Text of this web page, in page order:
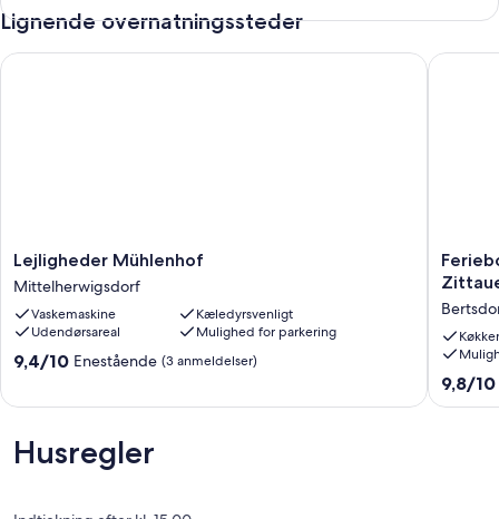
der meget for skiløbere at opleve i det omkringliggende område,
for eksempel skiområdet Lausche - Walterdorf ca. 15 km væk.
Lignende overnatningssteder
Lejligheder
Mühlenhof
Mittelherwigsdorf
Lejligheder Mühlenhof
Mittelherwigsdorf
Vaskemaskine
Kæledyrsvenligt
Udendørsareal
Mulighed for parkering
9.4
Enestående,
(3
9,4/10 Enestående (3 anmeldelser)
Lejligheder Mühlenhof
Wilde
Hörnitz
9.8
ud
9,8/10
Husregler